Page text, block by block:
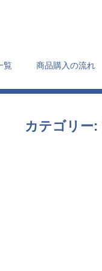
覧 商品購入の流れ
カテゴリー: